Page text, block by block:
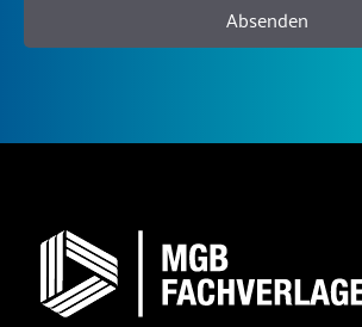
Absenden